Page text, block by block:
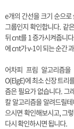
e개의 간선을 크기 순으
그룹인지 확인합니다. 같
뒤 cnt를 1 증가시켜줍니
에 cnt가 v-1이 되는 순간
어차피 프림 알고리즘
O(ElgE)에 최소 신장 트리
즘은 필요가 없습니다.
칼 알고리즘을 알려드릴
으시면 확인해보시고, 그
다시 확인하시면 됩니다.